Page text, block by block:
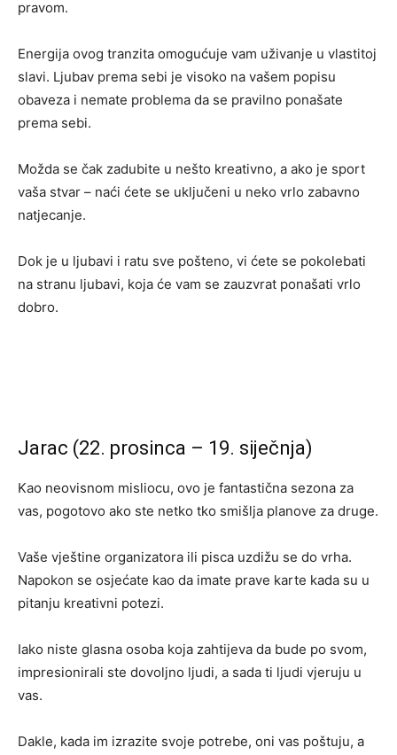
pravom.
Energija ovog tranzita omogućuje vam uživanje u vlastitoj
slavi. Ljubav prema sebi je visoko na vašem popisu
obaveza i nemate problema da se pravilno ponašate
prema sebi.
Možda se čak zadubite u nešto kreativno, a ako je sport
vaša stvar – naći ćete se uključeni u neko vrlo zabavno
natjecanje.
Dok je u ljubavi i ratu sve pošteno, vi ćete se pokolebati
na stranu ljubavi, koja će vam se zauzvrat ponašati vrlo
dobro.
Jarac (22. prosinca – 19. siječnja)
Kao neovisnom misliocu, ovo je fantastična sezona za
vas, pogotovo ako ste netko tko smišlja planove za druge.
Vaše vještine organizatora ili pisca uzdižu se do vrha.
Napokon se osjećate kao da imate prave karte kada su u
pitanju kreativni potezi.
Iako niste glasna osoba koja zahtijeva da bude po svom,
impresionirali ste dovoljno ljudi, a sada ti ljudi vjeruju u
vas.
Dakle, kada im izrazite svoje potrebe, oni vas poštuju, a